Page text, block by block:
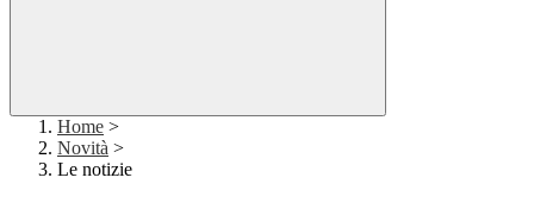
Home >
Novità >
Le notizie